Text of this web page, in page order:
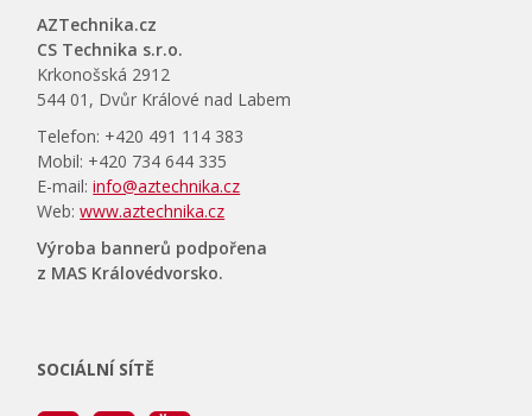
AZTechnika.cz
CS Technika s.r.o.
Krkonošská 2912
544 01, Dvůr Králové nad Labem
Telefon: +420 491 114 383
Mobil: +420 734 644 335
E-mail:info@aztechnika.cz
Web:www.aztechnika.cz
Výroba bannerů podpořena
z MAS Královédvorsko.
SOCIÁLNÍ SÍTĚ